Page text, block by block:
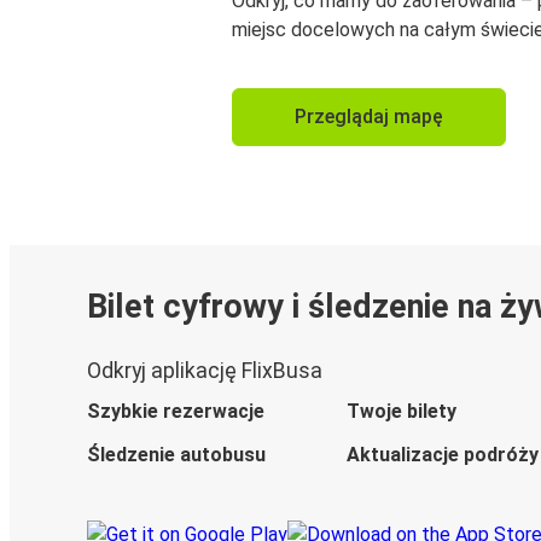
miejsc docelowych na całym
Przeglądaj mapę
Bilet cyfrowy i śledzenie na
Odkryj aplikację FlixBusa
Szybkie rezerwacje
Twoje bilety
Śledzenie autobusu
Aktualizacje podróży